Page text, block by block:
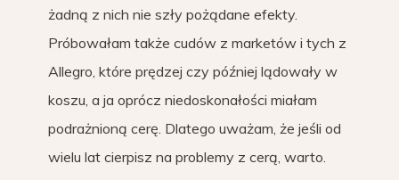
żadną z nich nie szły pożądane efekty.
Próbowałam także cudów z marketów i tych z
Allegro, które prędzej czy później lądowały w
koszu, a ja oprócz niedoskonałości miałam
podrażnioną cerę. Dlatego uważam, że jeśli od
wielu lat cierpisz na problemy z cerą, warto.